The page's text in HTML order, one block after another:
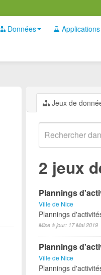
Données Applications
Jeux de
2 jeux
Plannings
Ville de Nice
Plannings
Mise à jour: 17 Mai 2019
Plannings
Ville de Nice
Plannings